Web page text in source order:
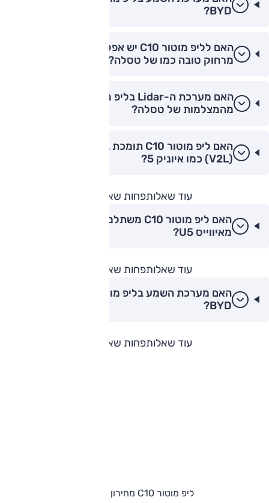
BYD?
האם לליפ מוטור C10 יש אפליקציה לשליטה
מרחוק טובה כמו של טסלה?
מהמצלמות של טסלה?
האם ליפ מוטור C10 תומכת בטעינה דו-כיוונית
(V2L) כמו איוניק 5?
עוד שאלותפחות שאלות
האם ליפ מוטור C10 משתלמת יותר לרכישה
מאיווייס U5?
עוד שאלותפחות שאלות
BYD?
עוד שאלותפחות שאלות
ליפ מוטור C10 מחירון וגרסאות